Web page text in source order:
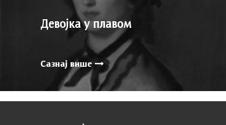
Девојка у плавом
Сазнај више